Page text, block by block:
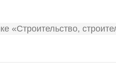
«Строительство,